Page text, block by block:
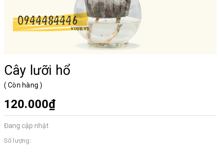
Cây lưỡi hổ
( Còn hàng)
120.000₫
Đang cập nhật
Số lượng: